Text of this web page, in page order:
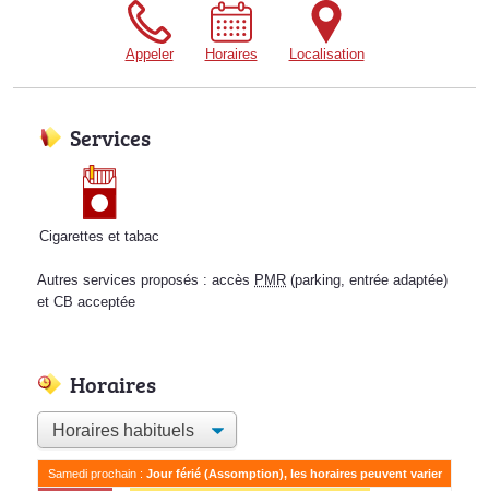
Appeler Horaires Localisation
Services
Cigarettes et tabac
Autres services proposés : accès PMR (parking, entrée adaptée)
et CB acceptée
Horaires
Samedi prochain : Jour férié (Assomption), les horaires peuvent varier